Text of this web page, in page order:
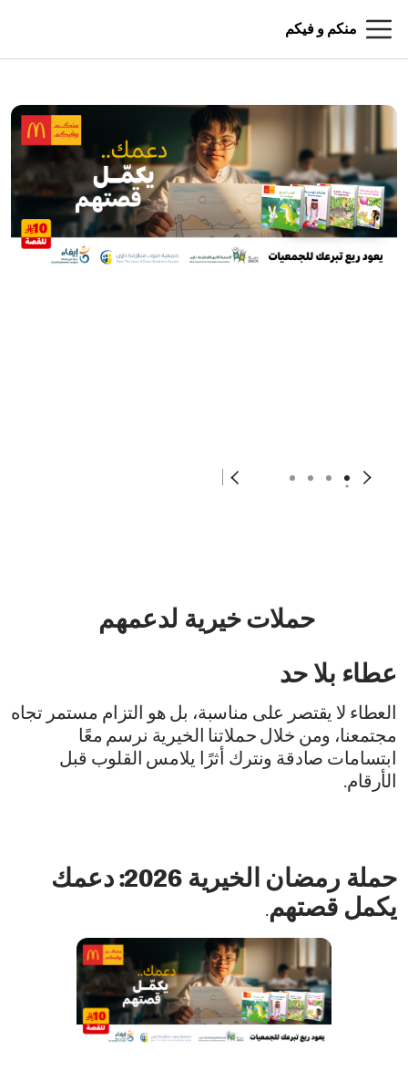
منكم و فيكم
حملات خيرية لدعمهم
عطاء بلا حد
العطاء لا يقتصر على مناسبة، بل هو التزام مستمر تجاه
مجتمعنا، ومن خلال حملاتنا الخيرية نرسم معًا
ابتسامات صادقة ونترك أثرًا يلامس القلوب قبل
الأرقام.
حملة رمضان الخيرية 2026: دعمك
يكمل قصتهم.